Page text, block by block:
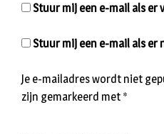
Je e-mailadres wordt niet
zijn gemarkeerd met *
Stuur mij een e-mail als er
Stuur mij een e-mail als er